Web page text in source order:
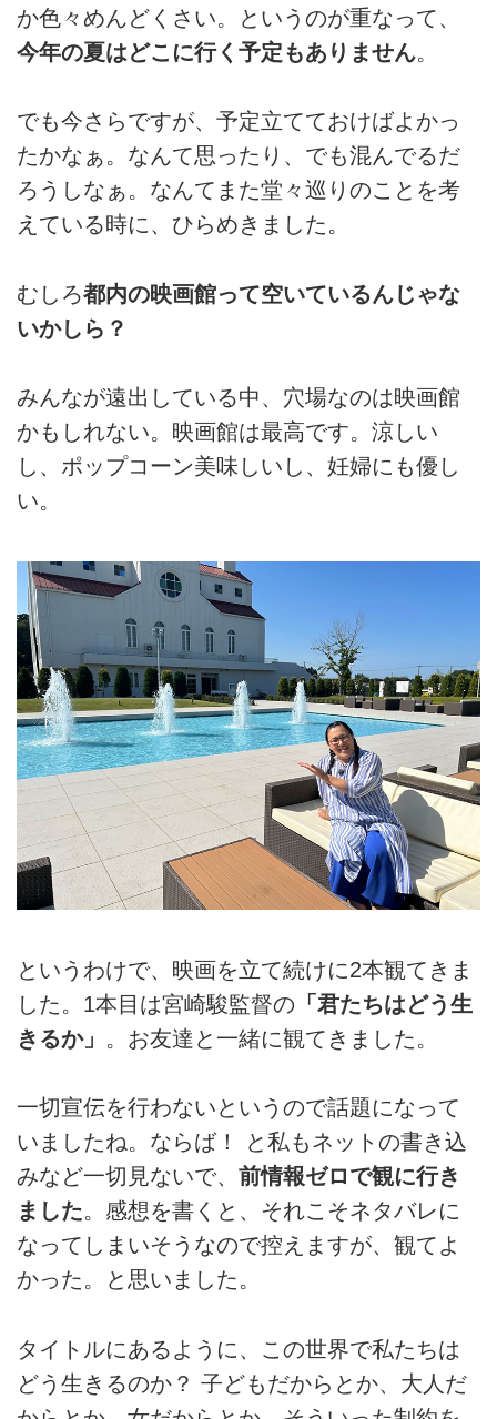
か色々めんどくさい。というのが重なって、
今年の夏はどこに行く予定もありません。
でも今さらですが、予定立てておけばよかっ
たかなぁ。なんて思ったり、でも混んでるだ
ろうしなぁ。なんてまた堂々巡りのことを考
えている時に、ひらめきました。
むしろ都内の映画館って空いているんじゃな
いかしら？
みんなが遠出している中、穴場なのは映画館
かもしれない。映画館は最高です。涼しい
し、ポップコーン美味しいし、妊婦にも優し
い。
というわけで、映画を立て続けに2本観てきま
した。1本目は宮崎駿監督の 「君たちはどう生
きるか」 。お友達と一緒に観てきました。
一切宣伝を行わないというので話題になって
いましたね。ならば！ と私もネットの書き込
みなど一切見ないで、 前情報ゼロで観に行き
ました。感想を書くと、それこそネタバレに
なってしまいそうなので控えますが、観てよ
かった。と思いました。
タイトルにあるように、この世界で私たちは
どう生きるのか？ 子どもだからとか、大人だ